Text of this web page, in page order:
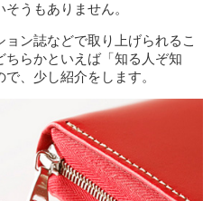
うもありません。
ン誌などで取り上げられるこ
ちらかといえば「知る人ぞ知
、少し紹介をします。